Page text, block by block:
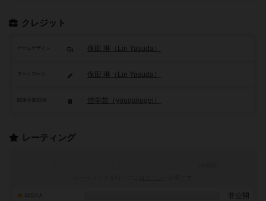
クレジット
ゲームデザイン 保田 琳（Lin Yasuda）
アートワーク 保田 琳（Lin Yasuda）
遊学芸（yougakugei）
レーティング
- 非公開